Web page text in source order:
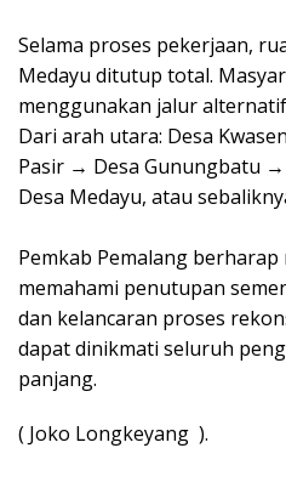
Selama proses pekerjaan,
Medayu ditutup total.
menggunakan jalur
Dari arah utara: Desa
Pasir → Desa Gunungbatu
Desa Medayu, atau
Pemkab Pemalang
memahami penutupan
dan kelancaran proses
dapat dinikmati seluruh
panjang.
( Joko Longkeyang ).